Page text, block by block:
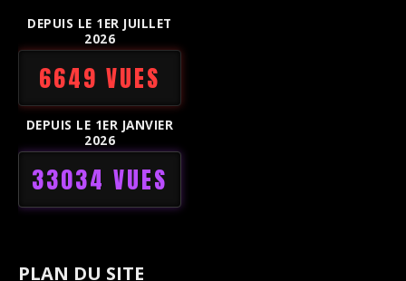
DEPUIS LE 1ER JUILLET
2026
6649 VUES
DEPUIS LE 1ER JANVIER
2026
33034 VUES
PLAN DU SITE